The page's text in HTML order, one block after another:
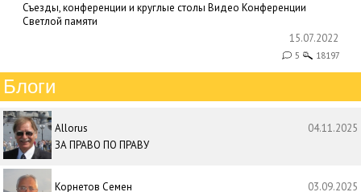
Съезды, конференции и круглые столы Видео Конференции
Светлой памяти
15.07.2022
5 18197
Блоги
Allorus
04.11.2025
ЗА ПРАВО ПО ПРАВУ
Корнетов Семен
03.09.2025